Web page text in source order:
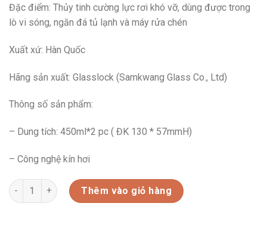
Đặc điểm: Thủy tinh cường lực rơi khó vỡ, dùng được trong
lò vi sóng, ngăn đá tủ lạnh và máy rửa chén
Xuất xứ: Hàn Quốc
Hãng sản xuất: Glasslock (Samkwang Glass Co., Ltd)
Thông số sản phẩm:
– Dung tích: 450ml*2 pc ( ĐK 130 * 57mmH)
– Công nghệ kín hơi
GL1624-BỘ HAI HỘP THỦY TINH TRÒN CƯỜNG LỰC
Thêm vào giỏ hàng